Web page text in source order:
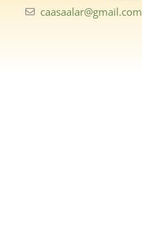
caasaalar@gmail.com